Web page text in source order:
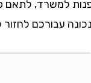
לתאם פגישת
עבורכם לחזור